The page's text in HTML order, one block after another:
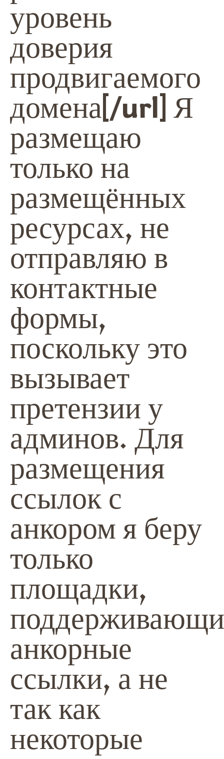
уровень
доверия
продвигаемого
домена[/url] Я
размещаю
только на
размещённых
ресурсах, не
отправляю в
контактные
формы,
поскольку это
вызывает
претензии у
админов. Для
размещения
ссылок с
анкором я беру
только
площадки,
анкорные
ссылки, а не
так как
некоторые